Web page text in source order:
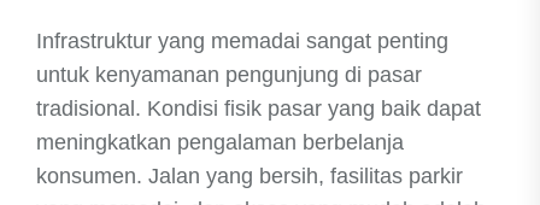
Infrastruktur yang memadai sangat penting
untuk kenyamanan pengunjung di pasar
tradisional. Kondisi fisik pasar yang baik dapat
meningkatkan pengalaman berbelanja
konsumen. Jalan yang bersih, fasilitas parkir